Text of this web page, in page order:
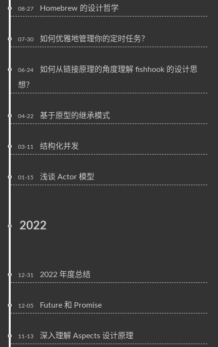
08-27 Homebrew 的设计哲学
07-30 如何优雅地管理你的定时任务？
06-24
如何从链接原理的角度理解 fishhook 的设计思
想？
04-22 基于原型的继承模式
03-11 结构化并发
01-15 浅谈 Actor 模型
2022
12-31 2022 年度总结
12-05 Future 和 Promise
11-13 深入理解 Aspects 设计原理